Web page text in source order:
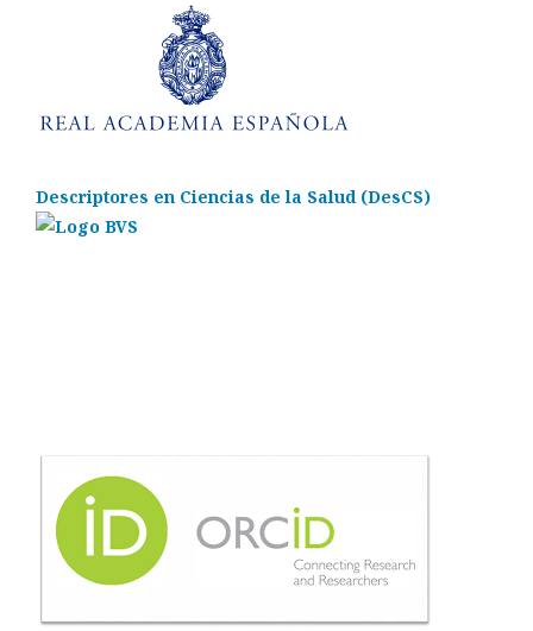
Descriptores en Ciencias de la Salud (DesCS)